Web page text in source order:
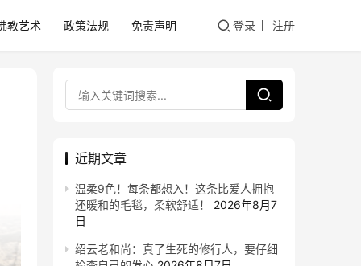
教艺术 政策法规 免责声明 登录 注册
近期文章
温柔9色！每条都想入！这条比爱人拥抱
还暖和的毛毯，柔软舒适！
2026年8月7
日
绍云老和尚：真了生死的修行人，要仔细